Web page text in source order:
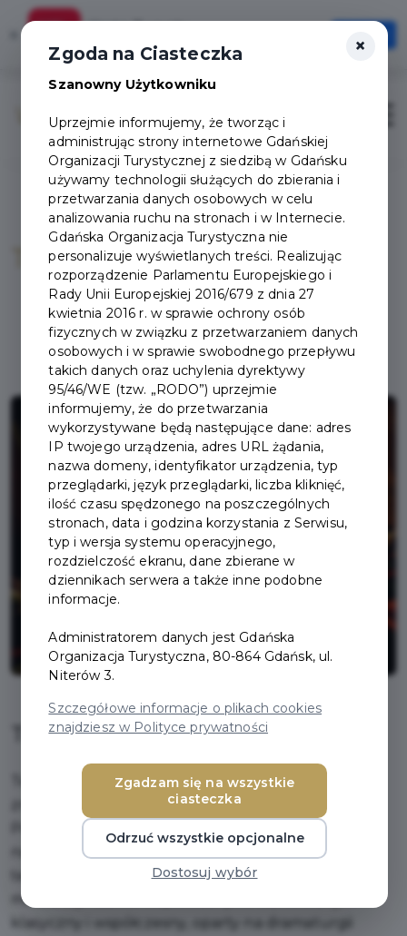
Szybciej, wygodniej, zawsze pod ręką
Otwórz
Teatry
Teatr Wybrzeże
Teatr Wybrzeże jest obecnie jednym z najbardziej
znanych i cenionych miejsc na teatralnej mapie
Polski. Zarówno spektakle, jak i artyści teatru są
nagradzani na najważniejszych festiwalach
teatralnych. Wystawia spektakle dla dorosłych,
młodzieży i dzieci. Repertuar jest różnorodny –
klasyczny i współczesny, oparty na dramaturgii
×
Zgoda na Ciasteczka
Szanowny Użytkowniku
Uprzejmie informujemy, że tworząc i
administrując strony internetowe Gdańskiej
Organizacji Turystycznej z siedzibą w Gdańsku
używamy technologii służących do zbierania i
przetwarzania danych osobowych w celu
analizowania ruchu na stronach i w Internecie.
Gdańska Organizacja Turystyczna nie
personalizuje wyświetlanych treści. Realizując
rozporządzenie Parlamentu Europejskiego i
Rady Unii Europejskiej 2016/679 z dnia 27
kwietnia 2016 r. w sprawie ochrony osób
fizycznych w związku z przetwarzaniem danych
osobowych i w sprawie swobodnego przepływu
takich danych oraz uchylenia dyrektywy
95/46/WE (tzw. „RODO”) uprzejmie
informujemy, że do przetwarzania
wykorzystywane będą następujące dane: adres
IP twojego urządzenia, adres URL żądania,
nazwa domeny, identyfikator urządzenia, typ
przeglądarki, język przeglądarki, liczba kliknięć,
ilość czasu spędzonego na poszczególnych
stronach, data i godzina korzystania z Serwisu,
typ i wersja systemu operacyjnego,
rozdzielczość ekranu, dane zbierane w
dziennikach serwera a także inne podobne
informacje.
Administratorem danych jest Gdańska
Organizacja Turystyczna, 80-864 Gdańsk, ul.
Niterów 3.
Szczegółowe informacje o plikach cookies
znajdziesz w Polityce prywatności
Zgadzam się na wszystkie
ciasteczka
Odrzuć wszystkie opcjonalne
Dostosuj wybór